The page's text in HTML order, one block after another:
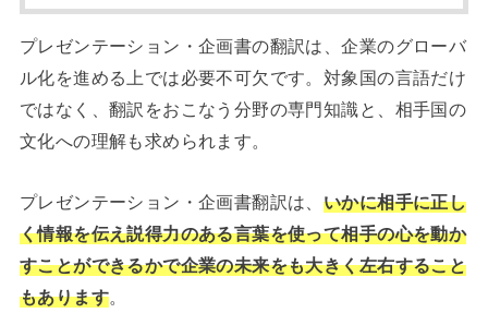
プレゼンテーション・企画書の翻訳は、企業のグローバ
ル化を進める上では必要不可欠です。対象国の言語だけ
ではなく、翻訳をおこなう分野の専門知識と、相手国の
文化への理解も求められます。
プレゼンテーション・企画書翻訳は、 いかに相手に正し
く情報を伝え説得力のある言葉を使って相手の心を動か
すことができるかで企業の未来をも大きく左右すること
もあります。